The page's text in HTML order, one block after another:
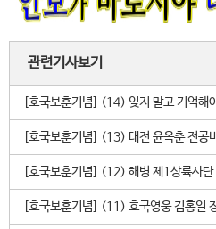
관련기사보기
[호국보훈기념] (14) 잊지 말고 기억해
[호국보훈기념] (13) 대전 윤옥춘 전공비
[호국보훈기념] (12) 해병 제1상륙사단
[호국보훈기념] (11) 호국영웅 김홍일